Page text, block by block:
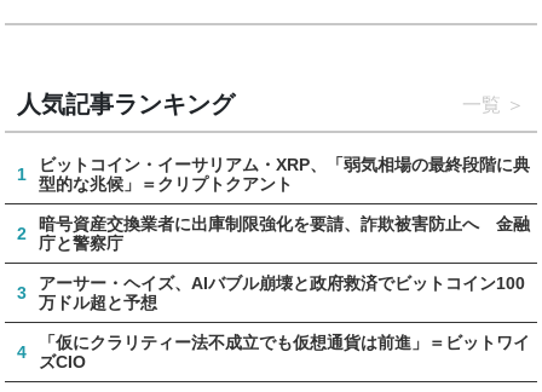
人気記事ランキング 一覧
1
ビットコイン・イーサリアム・XRP、「弱気相場の最終段階に典
型的な兆候」＝クリプトクアント
2
暗号資産交換業者に出庫制限強化を要請、詐欺被害防止へ 金融
庁と警察庁
3
アーサー・ヘイズ、AIバブル崩壊と政府救済でビットコイン100
万ドル超と予想
4
「仮にクラリティー法不成立でも仮想通貨は前進」＝ビットワイ
ズCIO